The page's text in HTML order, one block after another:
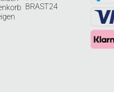
BRAST24